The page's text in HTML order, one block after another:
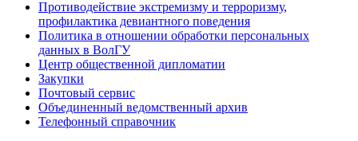
Противодействие экстремизму и терроризму,
профилактика девиантного поведения
Политика в отношении обработки персональных
данных в ВолГУ
Центр общественной дипломатии
Закупки
Почтовый сервис
Объединенный ведомственный архив
Телефонный справочник